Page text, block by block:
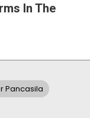
In The
Pancasila